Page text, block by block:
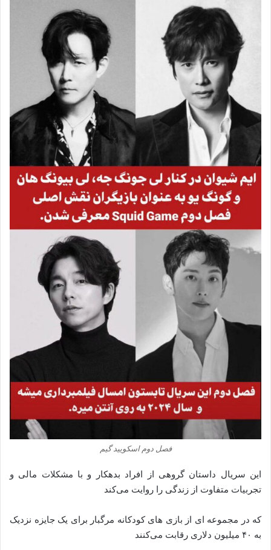
فصل دوم اسکویید گیم
این سریال داستان گروهی از افراد بدهکار و با مشکلات مالی و
تجربیات متفاوت از زندگی را روایت می‌کند
که در مجموعه ای از بازی های کودکانه مرگبار برای یک جایزه نزدیک
به ۴۰ میلیون دلاری رقابت می‌کنند